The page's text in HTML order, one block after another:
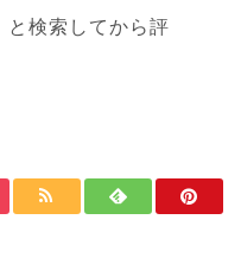
と検索してから評